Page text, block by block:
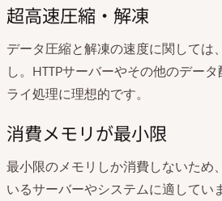
超高速圧縮・解凍
データ圧縮と解凍の速度に関しては
し。HTTPサーバーやその他のデー
ライ処理に理想的です。
消費メモリが最小限
最小限のメモリしか消費しないため
いるサーバーやシステムに適してい